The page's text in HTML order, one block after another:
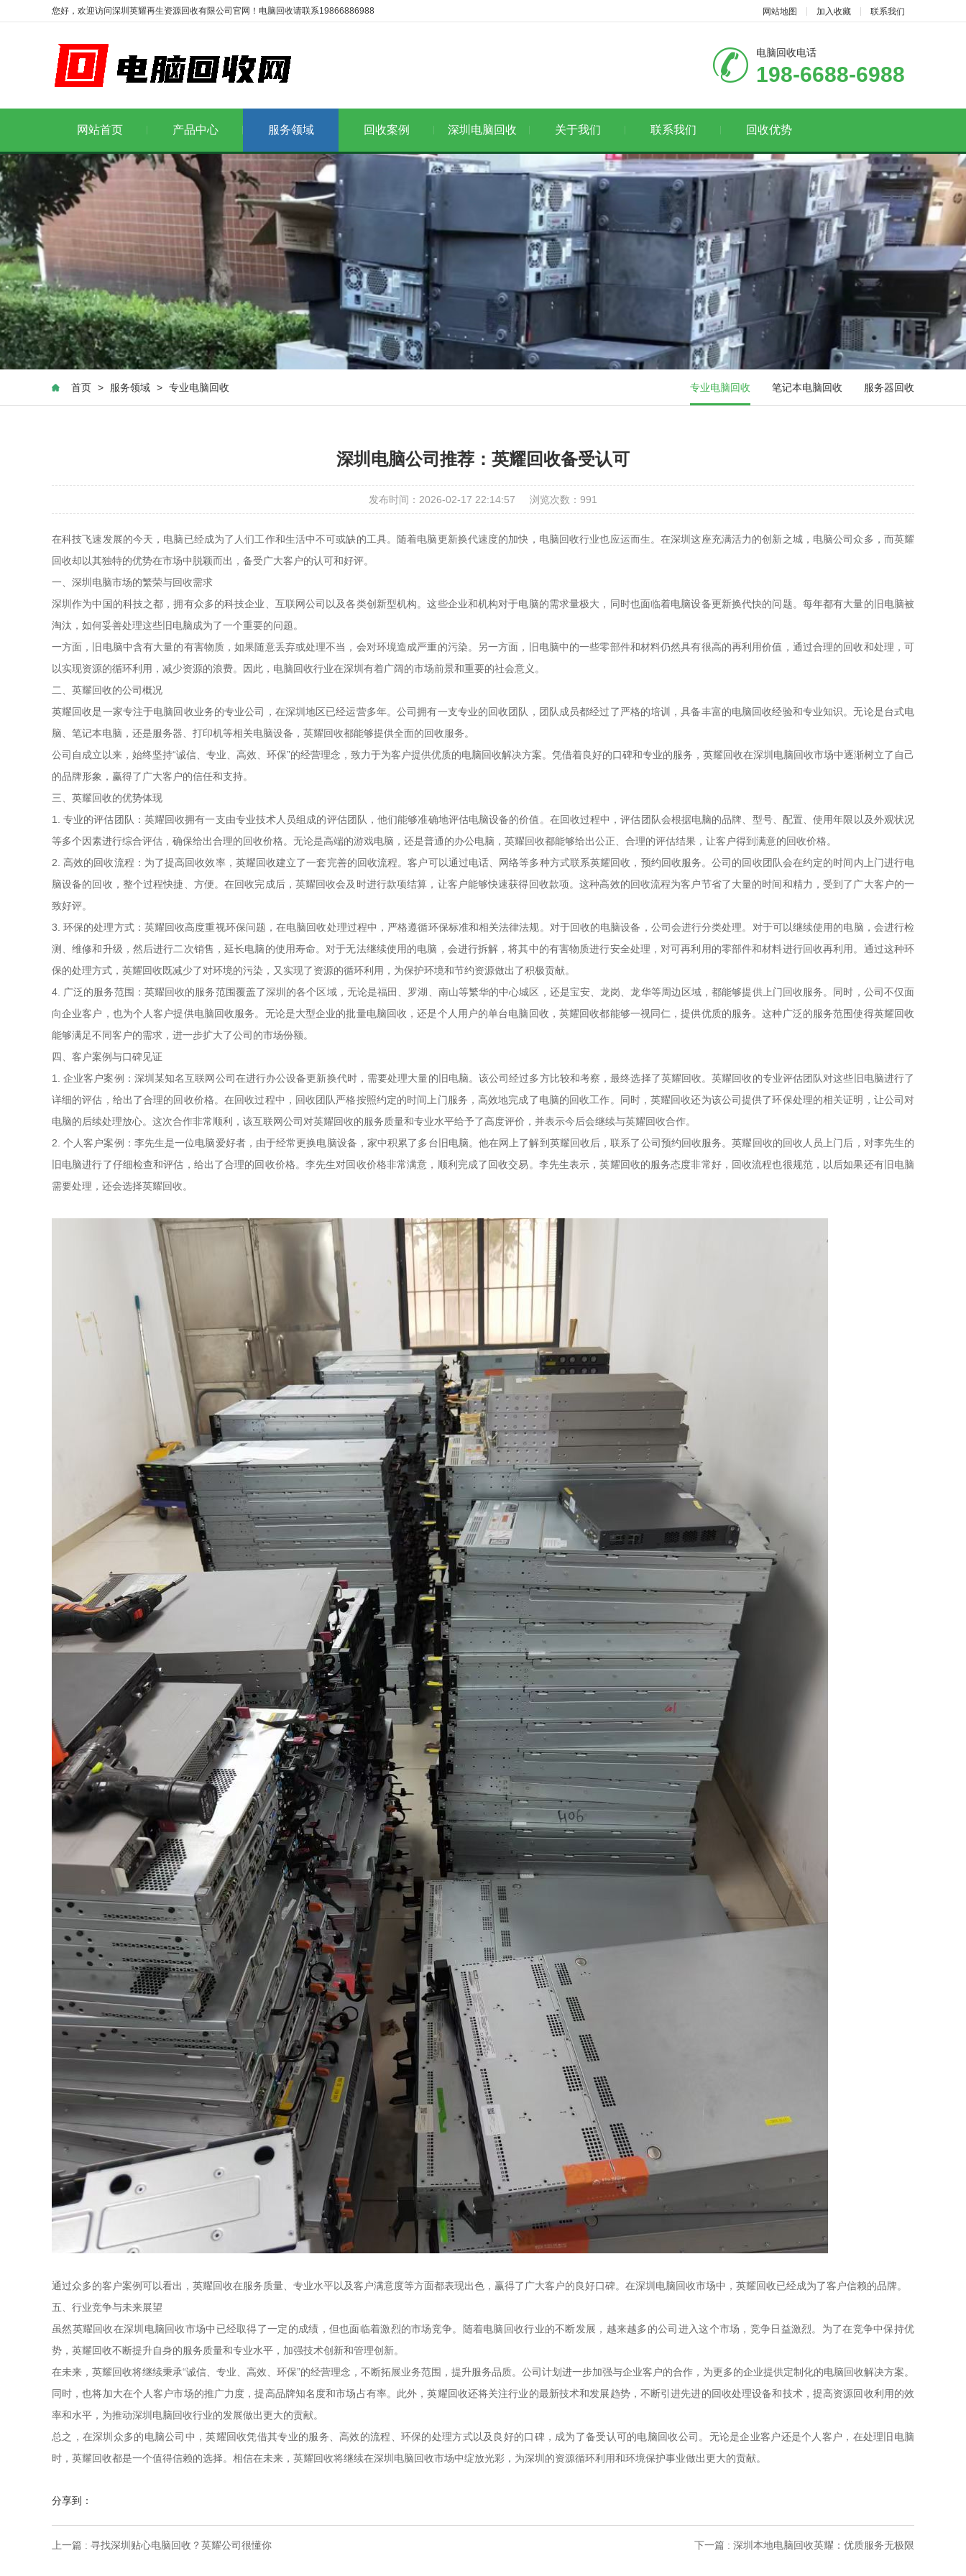
您好，欢迎访问深圳英耀再生资源回收有限公司官网！电脑回收请联系19866886988 网站地图 加入收藏 联系我们
电脑回收电话
198-6688-6988
网站首页 产品中心 服务领域 回收案例 深圳电脑回收 关于我们 联系我们 回收优势
首页 > 服务领域 > 专业电脑回收 专业电脑回收 笔记本电脑回收 服务器回收
深圳电脑公司推荐：英耀回收备受认可
发布时间：2026-02-17 22:14:57 浏览次数： 991
在科技飞速发展的今天，电脑已经成为了人们工作和生活中不可或缺的工具。随着电脑更新换代速度的加快，电脑回收行业也应运而生。在深圳这座充满活力的创新之城，电脑公司众多，而英耀
回收却以其独特的优势在市场中脱颖而出，备受广大客户的认可和好评。
一、深圳电脑市场的繁荣与回收需求
深圳作为中国的科技之都，拥有众多的科技企业、互联网公司以及各类创新型机构。这些企业和机构对于电脑的需求量极大，同时也面临着电脑设备更新换代快的问题。每年都有大量的旧电脑被
淘汰，如何妥善处理这些旧电脑成为了一个重要的问题。
一方面，旧电脑中含有大量的有害物质，如果随意丢弃或处理不当，会对环境造成严重的污染。另一方面，旧电脑中的一些零部件和材料仍然具有很高的再利用价值，通过合理的回收和处理，可
以实现资源的循环利用，减少资源的浪费。因此，电脑回收行业在深圳有着广阔的市场前景和重要的社会意义。
二、英耀回收的公司概况
英耀回收是一家专注于电脑回收业务的专业公司，在深圳地区已经运营多年。公司拥有一支专业的回收团队，团队成员都经过了严格的培训，具备丰富的电脑回收经验和专业知识。无论是台式电
脑、笔记本电脑，还是服务器、打印机等相关电脑设备，英耀回收都能够提供全面的回收服务。
公司自成立以来，始终坚持“诚信、专业、高效、环保”的经营理念，致力于为客户提供优质的电脑回收解决方案。凭借着良好的口碑和专业的服务，英耀回收在深圳电脑回收市场中逐渐树立了自己
的品牌形象，赢得了广大客户的信任和支持。
三、英耀回收的优势体现
1. 专业的评估团队：英耀回收拥有一支由专业技术人员组成的评估团队，他们能够准确地评估电脑设备的价值。在回收过程中，评估团队会根据电脑的品牌、型号、配置、使用年限以及外观状况
等多个因素进行综合评估，确保给出合理的回收价格。无论是高端的游戏电脑，还是普通的办公电脑，英耀回收都能够给出公正、合理的评估结果，让客户得到满意的回收价格。
2. 高效的回收流程：为了提高回收效率，英耀回收建立了一套完善的回收流程。客户可以通过电话、网络等多种方式联系英耀回收，预约回收服务。公司的回收团队会在约定的时间内上门进行电
脑设备的回收，整个过程快捷、方便。在回收完成后，英耀回收会及时进行款项结算，让客户能够快速获得回收款项。这种高效的回收流程为客户节省了大量的时间和精力，受到了广大客户的一
致好评。
3. 环保的处理方式：英耀回收高度重视环保问题，在电脑回收处理过程中，严格遵循环保标准和相关法律法规。对于回收的电脑设备，公司会进行分类处理。对于可以继续使用的电脑，会进行检
测、维修和升级，然后进行二次销售，延长电脑的使用寿命。对于无法继续使用的电脑，会进行拆解，将其中的有害物质进行安全处理，对可再利用的零部件和材料进行回收再利用。通过这种环
保的处理方式，英耀回收既减少了对环境的污染，又实现了资源的循环利用，为保护环境和节约资源做出了积极贡献。
4. 广泛的服务范围：英耀回收的服务范围覆盖了深圳的各个区域，无论是福田、罗湖、南山等繁华的中心城区，还是宝安、龙岗、龙华等周边区域，都能够提供上门回收服务。同时，公司不仅面
向企业客户，也为个人客户提供电脑回收服务。无论是大型企业的批量电脑回收，还是个人用户的单台电脑回收，英耀回收都能够一视同仁，提供优质的服务。这种广泛的服务范围使得英耀回收
能够满足不同客户的需求，进一步扩大了公司的市场份额。
四、客户案例与口碑见证
1. 企业客户案例：深圳某知名互联网公司在进行办公设备更新换代时，需要处理大量的旧电脑。该公司经过多方比较和考察，最终选择了英耀回收。英耀回收的专业评估团队对这些旧电脑进行了
详细的评估，给出了合理的回收价格。在回收过程中，回收团队严格按照约定的时间上门服务，高效地完成了电脑的回收工作。同时，英耀回收还为该公司提供了环保处理的相关证明，让公司对
电脑的后续处理放心。这次合作非常顺利，该互联网公司对英耀回收的服务质量和专业水平给予了高度评价，并表示今后会继续与英耀回收合作。
2. 个人客户案例：李先生是一位电脑爱好者，由于经常更换电脑设备，家中积累了多台旧电脑。他在网上了解到英耀回收后，联系了公司预约回收服务。英耀回收的回收人员上门后，对李先生的
旧电脑进行了仔细检查和评估，给出了合理的回收价格。李先生对回收价格非常满意，顺利完成了回收交易。李先生表示，英耀回收的服务态度非常好，回收流程也很规范，以后如果还有旧电脑
需要处理，还会选择英耀回收。
通过众多的客户案例可以看出，英耀回收在服务质量、专业水平以及客户满意度等方面都表现出色，赢得了广大客户的良好口碑。在深圳电脑回收市场中，英耀回收已经成为了客户信赖的品牌。
五、行业竞争与未来展望
虽然英耀回收在深圳电脑回收市场中已经取得了一定的成绩，但也面临着激烈的市场竞争。随着电脑回收行业的不断发展，越来越多的公司进入这个市场，竞争日益激烈。为了在竞争中保持优
势，英耀回收不断提升自身的服务质量和专业水平，加强技术创新和管理创新。
在未来，英耀回收将继续秉承“诚信、专业、高效、环保”的经营理念，不断拓展业务范围，提升服务品质。公司计划进一步加强与企业客户的合作，为更多的企业提供定制化的电脑回收解决方案。
同时，也将加大在个人客户市场的推广力度，提高品牌知名度和市场占有率。此外，英耀回收还将关注行业的最新技术和发展趋势，不断引进先进的回收处理设备和技术，提高资源回收利用的效
率和水平，为推动深圳电脑回收行业的发展做出更大的贡献。
总之，在深圳众多的电脑公司中，英耀回收凭借其专业的服务、高效的流程、环保的处理方式以及良好的口碑，成为了备受认可的电脑回收公司。无论是企业客户还是个人客户，在处理旧电脑
时，英耀回收都是一个值得信赖的选择。相信在未来，英耀回收将继续在深圳电脑回收市场中绽放光彩，为深圳的资源循环利用和环境保护事业做出更大的贡献。
分享到：
上一篇 : 寻找深圳贴心电脑回收？英耀公司很懂你 下一篇 : 深圳本地电脑回收英耀：优质服务无极限